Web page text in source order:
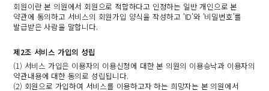
회원이란 본 의원에서 회원으로 적합하다고 인정하는 일반 개인으로 본
약관에 동의하고 서비스의 회원가입 양식을 작성하고 'ID'와 '비밀번호'를
발급받은 사람을 말합니다.
제2조 서비스 가입의 성립
(1) 서비스 가입은 이용자의 이용신청에 대한 본 의원의 이용승낙과 이용자의
약관내용에 대한 동의로 성립됩니다.
(2) 회원으로 가입하여 서비스를 이용하고자 하는 희망자는 본 의원에서